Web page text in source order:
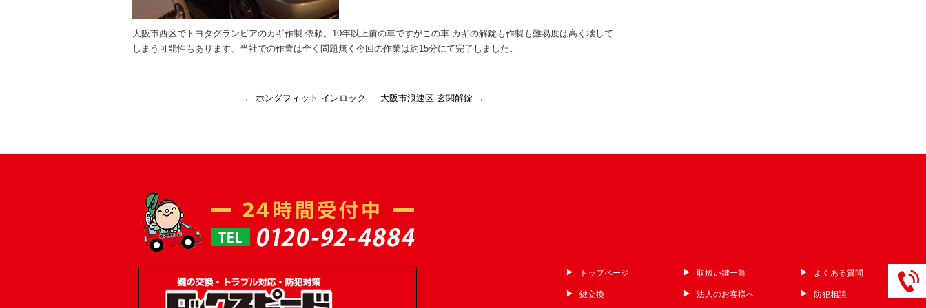
大阪市西区でトヨタグランビアのカギ作製 依頼。10年以上前の車ですがこの車 カギの解錠も作製も難易度は高く壊して
しまう可能性もあります、当社での作業は全く問題無く今回の作業は約15分にて完了しました。
← ホンダフィット インロック 大阪市浪速区 玄関解錠 →
トップページ
鍵交換
取扱い鍵一覧
法人のお客様へ
よくある質問
防犯相談